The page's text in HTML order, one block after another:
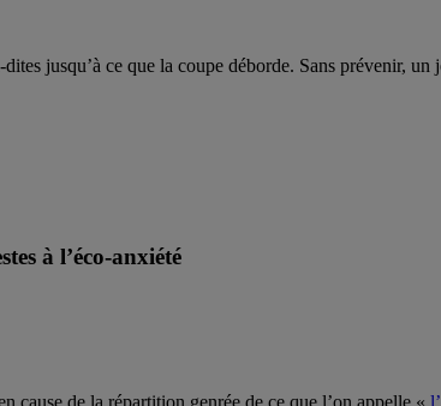
dites jusqu’à ce que la coupe déborde. Sans prévenir,
à l’éco-anxiété
cause de la répartition genrée de ce que l’on appelle «